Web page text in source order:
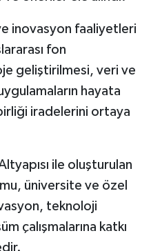
inovasyon faaliyetleri
fon
geliştirilmesi, veri ve
hayata
iradelerini ortaya
ile oluşturulan
üniversite ve özel
teknoloji
çalışmalarına katkı